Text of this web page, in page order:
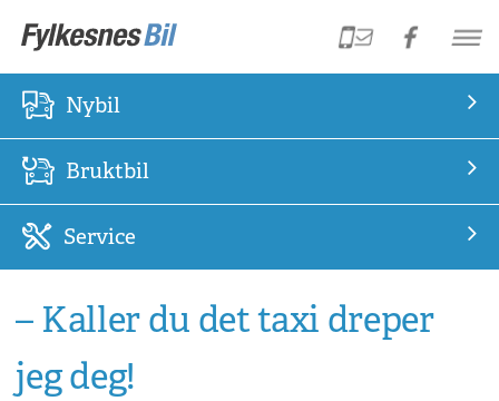
Nybil
Bruktbil
Service
– Kaller du det taxi dreper
jeg deg!